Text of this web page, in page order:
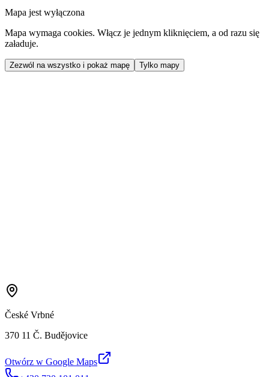
Mapa jest wyłączona
Mapa wymaga cookies. Włącz je jednym kliknięciem, a od razu się
załaduje.
Zezwól na wszystko i pokaż mapę Tylko mapy
České Vrbné
370 11 Č. Budějovice
Otwórz w Google Maps